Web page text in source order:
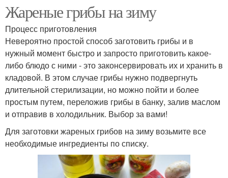
Жареные грибы на зиму
Процесс приготовления
Невероятно простой способ заготовить грибы и в
нужный момент быстро и запросто приготовить какое-
либо блюдо с ними - это законсервировать их и хранить в
кладовой. В этом случае грибы нужно подвергнуть
длительной стерилизации, но можно пойти и более
простым путем, переложив грибы в банку, залив маслом
и отправив в холодильник. Выбор за вами!
Для заготовки жареных грибов на зиму возьмите все
необходимые ингредиенты по списку.